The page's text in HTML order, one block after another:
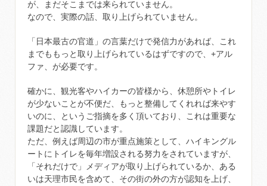
が、まだそこまでは来られていません。
なので、実際の話、取り上げられていません。
「日本最古の官道」の言葉だけで発信力があれば、これ
までももっと取り上げられているはずですので、+アル
ファ、が必要です。
確かに、観光客やハイカーの皆様から、休憩所やトイレ
が少ないことが不便だ、もっと整備してくれれば来やす
いのに、というご指摘を多く頂いており、これは重要な
課題だと認識しています。
ただ、例えば周辺の市が重点施策として、ハイキングル
ートにトイレを毎年増設される努力をされていますが、
「それだけで」メディアが取り上げられているか、ある
いは天理市民を含めて、その街の外の方が認知を上げ、